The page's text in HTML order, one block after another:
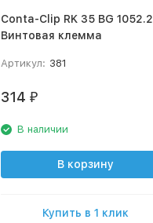
Conta-Clip RK 35 BG 1052.2
Винтовая клемма
Артикул: 381
314 ₽
В наличии
В корзину
Купить в 1 клик